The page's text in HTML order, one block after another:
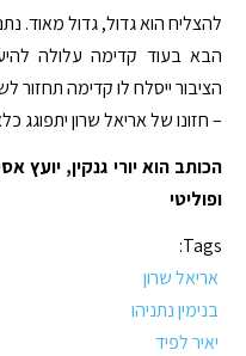
להצליח הוא גדול, גדול מאוד.
הבא בעוד קדימה עלולה
הציבור ייסלח לו קדימה
– חזונו של אריאל שרון יתפוגג
הכותב הוא יורי גנקין,
ופוליטי
Tags:
אריאל שרון
בנימין נתניהו
יאיר לפיד